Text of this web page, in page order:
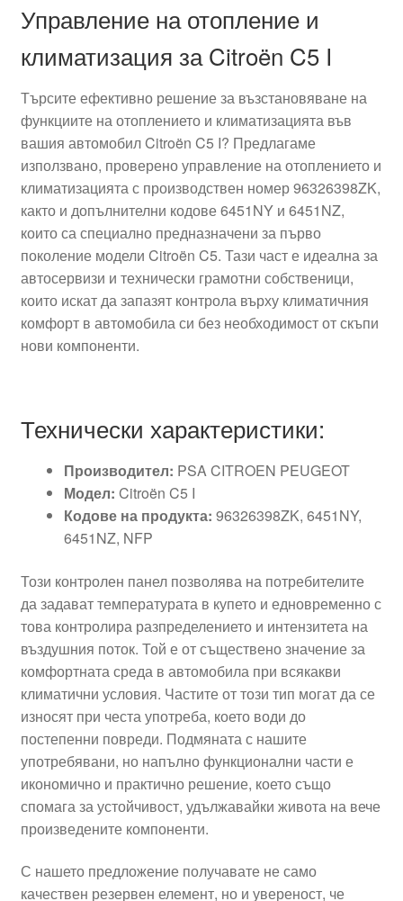
Управление на отопление и
климатизация за Citroën C5 I
Търсите ефективно решение за възстановяване на
функциите на отоплението и климатизацията във
вашия автомобил Citroën C5 I? Предлагаме
използвано, проверено управление на отоплението и
климатизацията с производствен номер 96326398ZK,
както и допълнителни кодове 6451NY и 6451NZ,
които са специално предназначени за първо
поколение модели Citroën C5. Тази част е идеална за
автосервизи и технически грамотни собственици,
които искат да запазят контрола върху климатичния
комфорт в автомобила си без необходимост от скъпи
нови компоненти.
Технически характеристики:
Производител: PSA CITROEN PEUGEOT
Модел: Citroën C5 I
Кодове на продукта: 96326398ZK, 6451NY,
6451NZ, NFP
Този контролен панел позволява на потребителите
да задават температурата в купето и едновременно с
това контролира разпределението и интензитета на
въздушния поток. Той е от съществено значение за
комфортната среда в автомобила при всякакви
климатични условия. Частите от този тип могат да се
износят при честа употреба, което води до
постепенни повреди. Подмяната с нашите
употребявани, но напълно функционални части е
икономично и практично решение, което също
спомага за устойчивост, удължавайки живота на вече
произведените компоненти.
С нашето предложение получавате не само
качествен резервен елемент, но и увереност, че